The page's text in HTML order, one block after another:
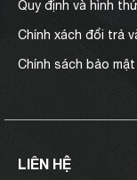
Quy định và hình
Chính xách đổi trả
Chính sách bảo
LIÊN HỆ